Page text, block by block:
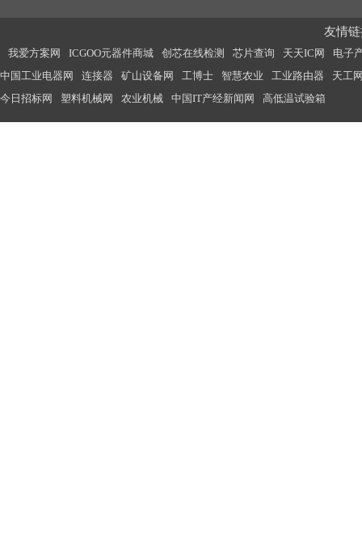
友情
我爱方案网 ICGOO元器件商城 创芯在线检测 芯片查询 天天IC网
电子
中国工业电器网
连接器 矿山设备网 工博士 智慧农业 工业路由器
天工
今日招标网
塑料机械网 农业机械 中国IT产经新闻网 高低温试验箱